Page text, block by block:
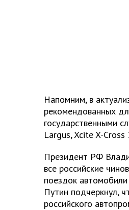
Напомним, в
рекомендованных
государственными
Largus, Xcite X-Cross
Президент РФ
все российские
поездок
Путин подчеркнул,
российского